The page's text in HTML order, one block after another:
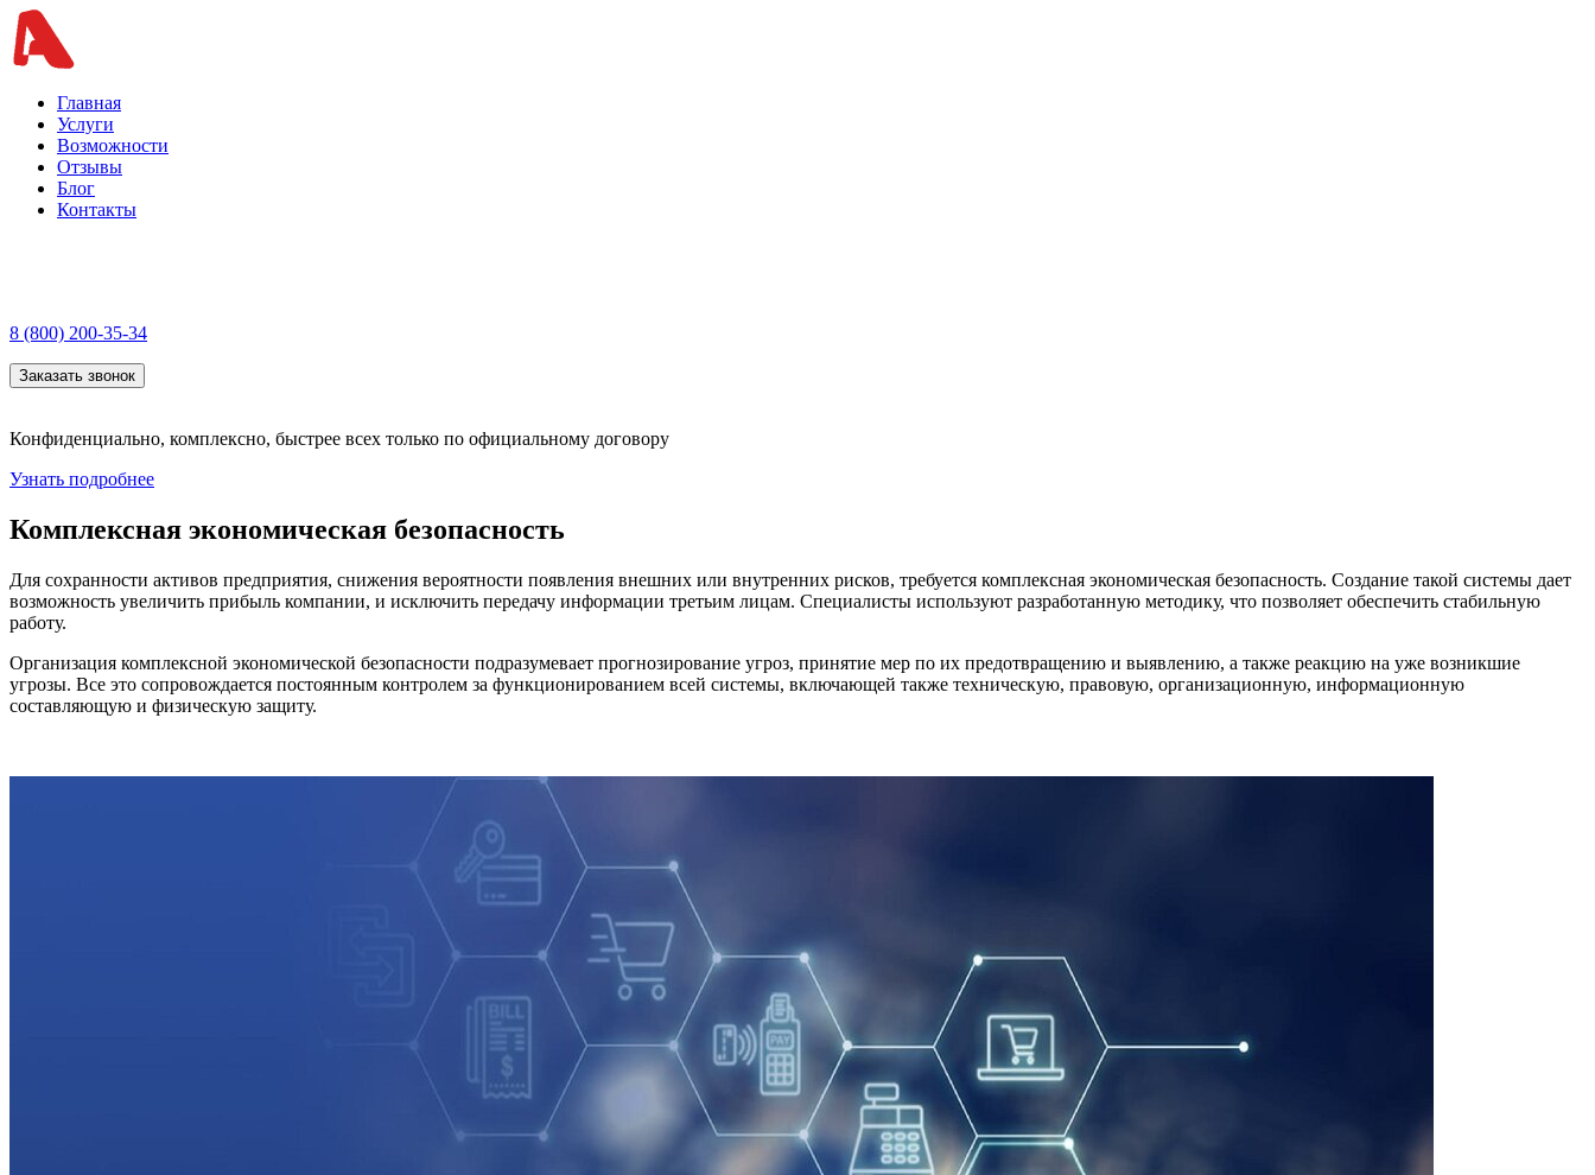
Главная
Услуги
Возможности
Отзывы
Блог
Контакты
8 (800) 200-35-34
Заказать звонок
Конфиденциально, комплексно, быстрее всех только по официальному договору
Узнать подробнее
Комплексная экономическая безопасность
Для сохранности активов предприятия, снижения вероятности появления внешних или внутренних рисков, требуется комплексная экономическая безопасность. Создание такой системы дает
возможность увеличить прибыль компании, и исключить передачу информации третьим лицам. Специалисты используют разработанную методику, что позволяет обеспечить стабильную
работу.
Организация комплексной экономической безопасности подразумевает прогнозирование угроз, принятие мер по их предотвращению и выявлению, а также реакцию на уже возникшие
угрозы. Все это сопровождается постоянным контролем за функционированием всей системы, включающей также техническую, правовую, организационную, информационную
составляющую и физическую защиту.